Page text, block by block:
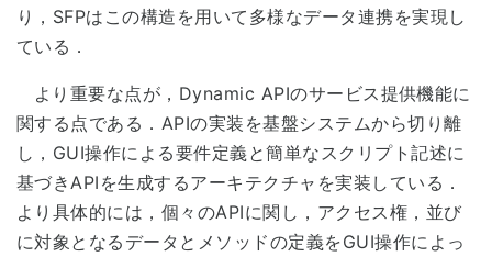
り，SFPはこの構造を用いて多様なデータ連携を実現し
ている．
より重要な点が，Dynamic APIのサービス提供機能に
関する点である．APIの実装を基盤システムから切り離
し，GUI操作による要件定義と簡単なスクリプト記述に
基づきAPIを生成するアーキテクチャを実装している．
より具体的には，個々のAPIに関し，アクセス権，並び
に対象となるデータとメソッドの定義をGUI操作によっ